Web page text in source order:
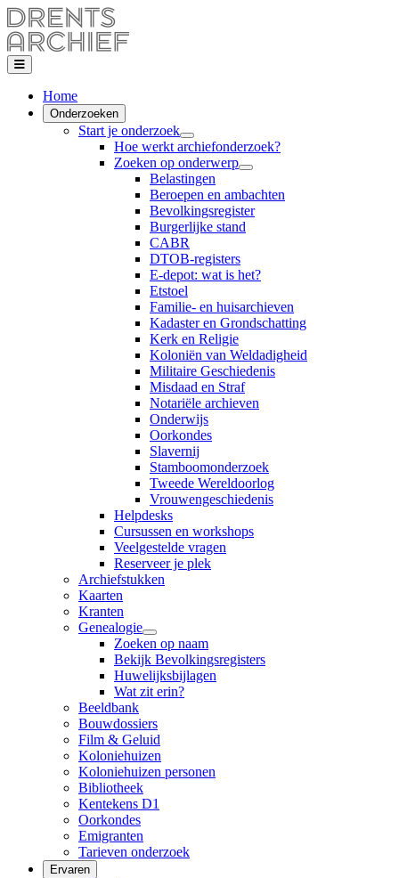
Home
Onderzoeken
Start je onderzoek
Hoe werkt archiefonderzoek?
Zoeken op onderwerp
Belastingen
Beroepen en ambachten
Bevolkingsregister
Burgerlijke stand
CABR
DTOB-registers
E-depot: wat is het?
Etstoel
Familie- en huisarchieven
Kadaster en Grondschatting
Kerk en Religie
Koloniën van Weldadigheid
Militaire Geschiedenis
Misdaad en Straf
Notariële archieven
Onderwijs
Oorkondes
Slavernij
Stamboomonderzoek
Tweede Wereldoorlog
Vrouwengeschiedenis
Helpdesks
Cursussen en workshops
Veelgestelde vragen
Reserveer je plek
Archiefstukken
Kaarten
Kranten
Genealogie
Zoeken op naam
Bekijk Bevolkingsregisters
Huwelijksbijlagen
Wat zit erin?
Beeldbank
Bouwdossiers
Film & Geluid
Koloniehuizen
Koloniehuizen personen
Bibliotheek
Kentekens D1
Oorkondes
Emigranten
Tarieven onderzoek
Ervaren